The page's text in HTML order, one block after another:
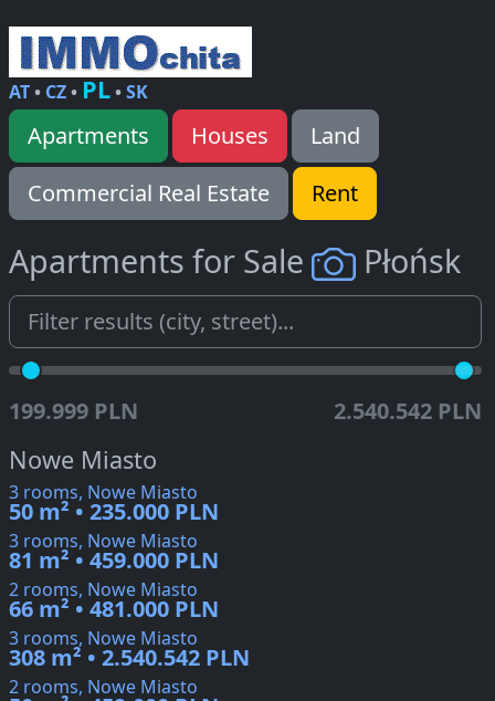
AT• CZ• PL•SK
Apartments Houses
Land
Commercial Real Estate
Rent
Apartments for Sale Płońsk
199.999 PLN 2.540.542 PLN
Nowe Miasto
3 rooms, Nowe Miasto
50 m² • 235.000 PLN
3 rooms, Nowe Miasto
81 m² • 459.000 PLN
2 rooms, Nowe Miasto
66 m² • 481.000 PLN
3 rooms, Nowe Miasto
308 m² • 2.540.542 PLN
2 rooms, Nowe Miasto